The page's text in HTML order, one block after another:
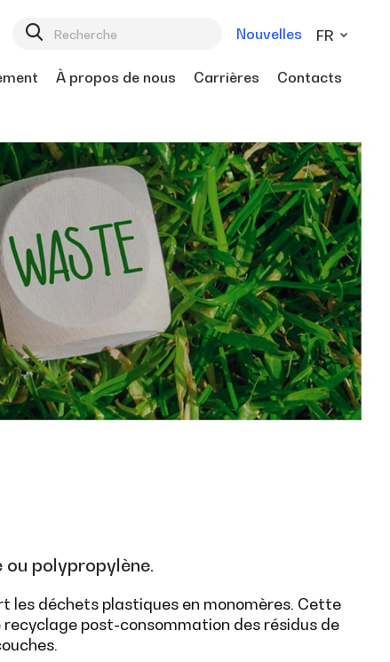
Nouvelles FR
À propos de nous Carrières Contacts
polypropylène.
les déchets plastiques en monomères. Cette
post-consommation des résidus de